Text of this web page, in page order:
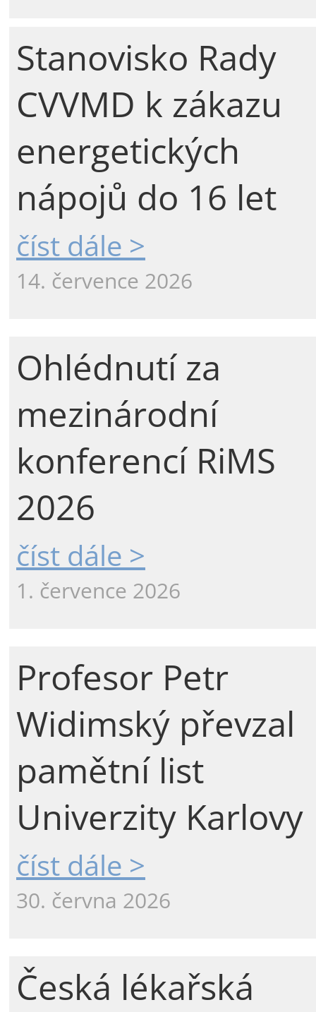
Stanovisko Rady
CVVMD k zákazu
energetických
nápojů do 16 let
číst dále >
14. července 2026
Ohlédnutí za
mezinárodní
konferencí RiMS
2026
číst dále >
1. července 2026
Profesor Petr
Widimský převzal
pamětní list
Univerzity Karlovy
číst dále >
30. června 2026
Česká lékařská